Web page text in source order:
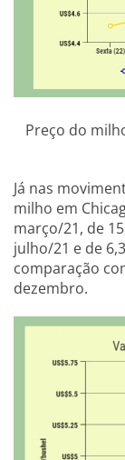
Preço do
Já nas
milho em
março/21, de
julho/21 e de
comparação
dezembro.